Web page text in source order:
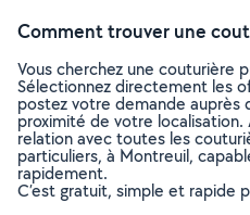
Comment trouver une
Vous cherchez une couturière
Sélectionnez directement les
postez votre demande auprès
proximité de votre localisation.
relation avec toutes les
particuliers, à Montreuil,
rapidement.
C’est gratuit, simple et rapide